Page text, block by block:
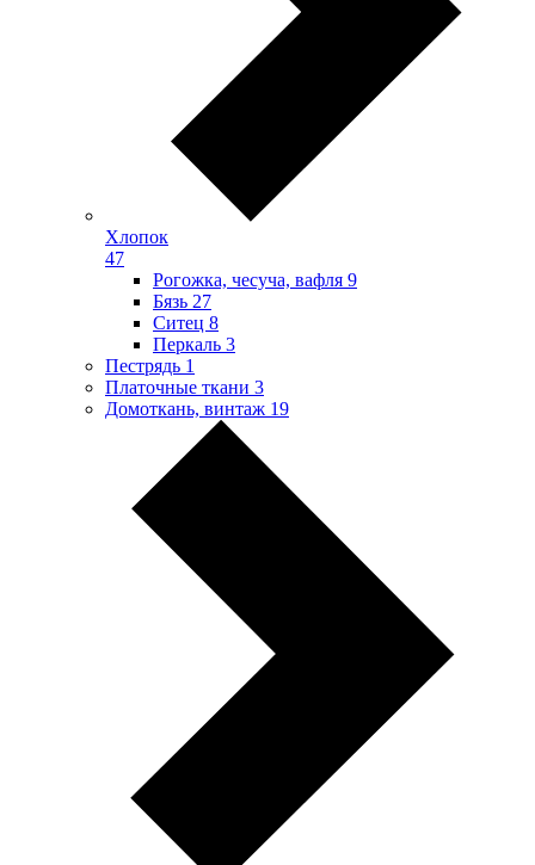
Хлопок
47
Рогожка, чесуча, вафля 9
Бязь 27
Ситец 8
Перкаль 3
Пестрядь 1
Платочные ткани 3
Домоткань, винтаж 19